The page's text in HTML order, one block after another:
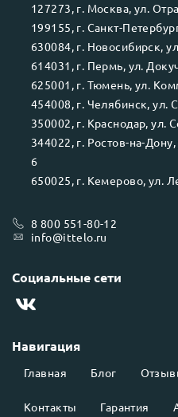
Навигация
Главная Блог
Контакты Гарантия
127273, г. Москва, ул.
199155, г. Санкт-
630084, г. Новосибирск,
614031 , г. Пермь, ул.
625001 , г. Тюмень, ул.
454008, г. Челябинск, ул.
350002, г. Краснодар, ул.
344022, г. Ростов-на-Дону
6
650025, г. Кемерово, ул.
8 800 551-80-12
info@ittelo.ru
Социальные сети